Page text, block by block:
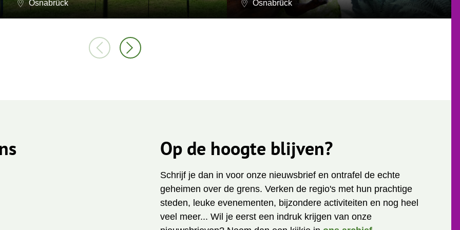
Osnabrück Osnabrück
Op de hoogte blijven?
Schrijf je dan in voor onze nieuwsbrief en ontrafel de echte
geheimen over de grens. Verken de regio's met hun prachtige
steden, leuke evenementen, bijzondere activiteiten en nog heel
veel meer... Wil je eerst een indruk krijgen van onze